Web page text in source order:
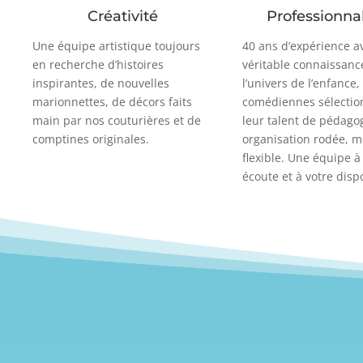
Créativité
Une équipe artistique toujours
en recherche d’histoires
inspirantes, de nouvelles
marionnettes, de décors faits
main par nos couturières et de
comptines originales.
40 ans d’expérience
véritable
l’univers de
comédiennes
leur talent de
organisation rodée,
flexible. Une équipe
écoute et à votre